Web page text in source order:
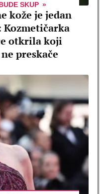
SKUP
kože je jedan
Kozmetičarka
otkrila koji
preskače